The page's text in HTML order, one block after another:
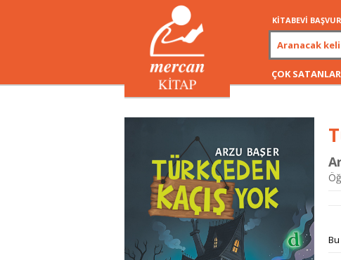
KİTABEVİ
ÇOK SATANLAR